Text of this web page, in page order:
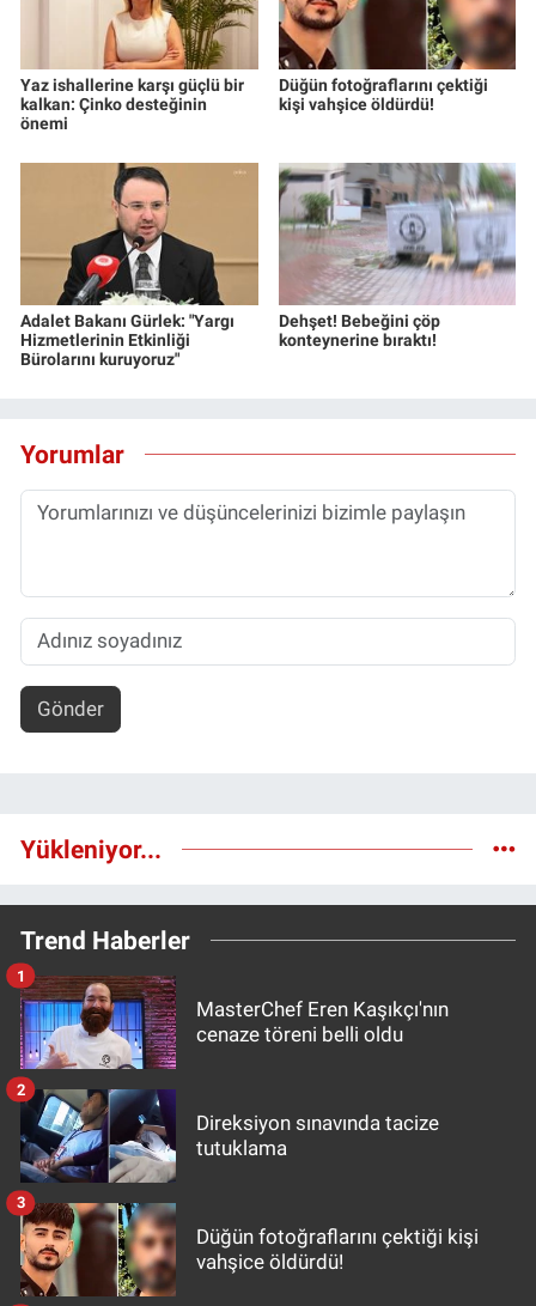
Yaz ishallerine karşı güçlü bir
kalkan: Çinko desteğinin
önemi
Düğün fotoğraflarını çektiği
kişi vahşice öldürdü!
Adalet Bakanı Gürlek: "Yargı
Hizmetlerinin Etkinliği
Bürolarını kuruyoruz"
Dehşet! Bebeğini çöp
konteynerine bıraktı!
Yorumlar
Gönder
Yükleniyor...
Trend Haberler
MasterChef Eren Kaşıkçı'nın
cenaze töreni belli oldu
1
Direksiyon sınavında tacize
tutuklama
2
Düğün fotoğraflarını çektiği kişi
vahşice öldürdü!
3